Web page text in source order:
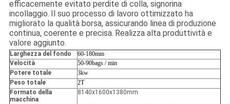
efficacemente evitato perdite di colla, signorina
incollaggio.
Il suo processo di lavoro ottimizzato ha
migliorato la qualità borsa, assicurando linea di produzione
continua, coerente e precisa. Realizza alta produttività e
valore aggiunto.
Larghezza del fondo
60-180mm
Velocità
50-90bags / min
Potere totale
3kw
Peso totale
2T
Formato della
macchina
8140x1600x1380mm